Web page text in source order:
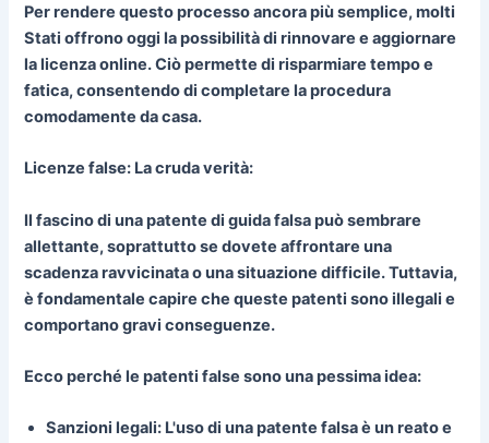
Per rendere questo processo ancora più semplice, molti
Stati offrono oggi la possibilità di rinnovare e aggiornare
la licenza online. Ciò permette di risparmiare tempo e
fatica, consentendo di completare la procedura
comodamente da casa.
Licenze false: La cruda verità:
Il fascino di una patente di guida falsa può sembrare
allettante, soprattutto se dovete affrontare una
scadenza ravvicinata o una situazione difficile. Tuttavia,
è fondamentale capire che queste patenti sono illegali e
comportano gravi conseguenze.
Ecco perché le patenti false sono una pessima idea:
Sanzioni legali: L'uso di una patente falsa è un reato e